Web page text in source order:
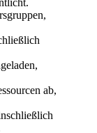
ab,